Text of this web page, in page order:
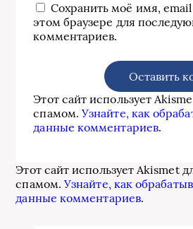
Сохранить моё имя, email
этом браузере для
комментариев.
Этот сайт использует
спамом.Узнайте, как
данные комментариев.
Этот сайт использует Akismet
спамом.Узнайте, как
данные комментариев.